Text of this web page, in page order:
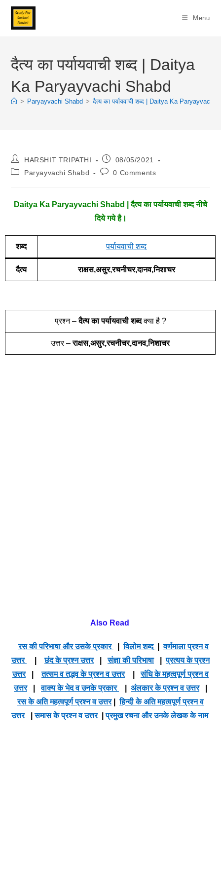
Skip
Content
Menu
दैत्य का पर्यायवाची शब्द | Daitya
Ka Paryayvachi Shabd
> Paryayvachi Shabd > दैत्य का पर्यायवाची शब्द | Daitya Ka Paryayvachi
Post
Author:
HARSHIT TRIPATHI
Post
Published:
08/05/2021
PostParyayvachi Shabd
Post0 Comments
Daitya Ka Paryayvachi Shabd | दैत्य का पर्यायवाची शब्द नीचे
दिये गये है।
शब्द पर्यायवाची शब्द
दैत्य राक्षस,असुर,रचनीचर,दानव,निशाचर
प्रश्न –दैत्य का पर्यायवाची शब्दक्या है ?
उत्तर –राक्षस,असुर,रचनीचर,दानव,निशाचर
Also Read
रस की परिभाषा और उसके प्रकार |विलोम शब्द |वर्णमाला प्रश्न व
उत्तर
|छंद के प्रश्न उत्तर|संज्ञा की परिभाषा|प्रत्यय के प्रश्न
उत्तर|तत्सम व तद्भव के प्रश्न व उत्तर|संधि के महत्वपूर्ण प्रश्न व
उत्तर|वाक्य के भेद व उनके प्रकार अंलकार के प्रश्न व उत्तर|
रस के अति महत्वपूर्ण प्रश्न व उत्तर|हिन्दी के अति महत्वपूर्ण प्रश्न व
उत्तर|समास के प्रश्न व उत्तर|प्रमुख रचना और उनके लेखक के नाम